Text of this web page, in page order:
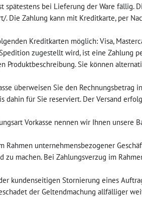
spätestens bei Lieferung der Ware fällig.
. Die Zahlung kann mit Kreditkarte, per
Kreditkarten möglich: Visa,
zugestellt wird, ist eine Zahlung
Produktbeschreibung. Sie können
überweisen Sie den Rechnungsbetrag
dahin für Sie reserviert. Der Versand
Vorkasse nennen wir Ihnen unsere
Rahmen unternehmensbezogener
zu machen. Bei Zahlungsverzug im
kundenseitigen Stornierung eines
der Geltendmachung allfälliger